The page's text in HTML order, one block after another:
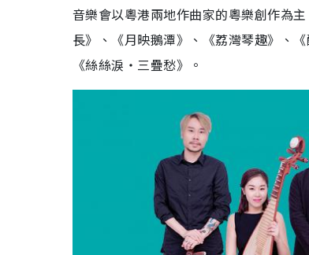
音樂會以粵港兩地作曲家的粵樂創作為
長》、《月映鵝潭》、《荔灣琴趣》、
《絲絲淚‧三疊愁》。